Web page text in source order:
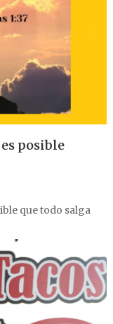
posible
que todo salga